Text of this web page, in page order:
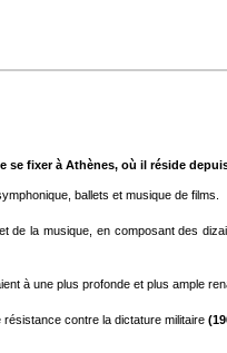
se fixer à Athènes, où il réside
ballets et musique de films.
la musique, en composant des
à une plus profonde et plus ample
contre la dictature militaire